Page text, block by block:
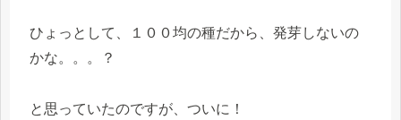
ひょっとして、１００均の種だから、発芽しないの
かな。。。？
と思っていたのですが、ついに！